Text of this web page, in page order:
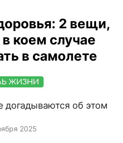
2 вещи,
коем случае
в самолете
ЖИЗНИ
об этом
2025